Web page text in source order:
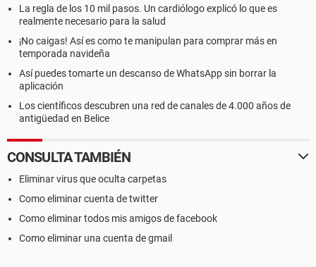
La regla de los 10 mil pasos. Un cardiólogo explicó lo que es
realmente necesario para la salud
¡No caigas! Así es como te manipulan para comprar más en
temporada navideña
Así puedes tomarte un descanso de WhatsApp sin borrar la
aplicación
Los científicos descubren una red de canales de 4.000 años de
antigüedad en Belice
CONSULTA TAMBIÉN
Eliminar virus que oculta carpetas
Como eliminar cuenta de twitter
Como eliminar todos mis amigos de facebook
Como eliminar una cuenta de gmail